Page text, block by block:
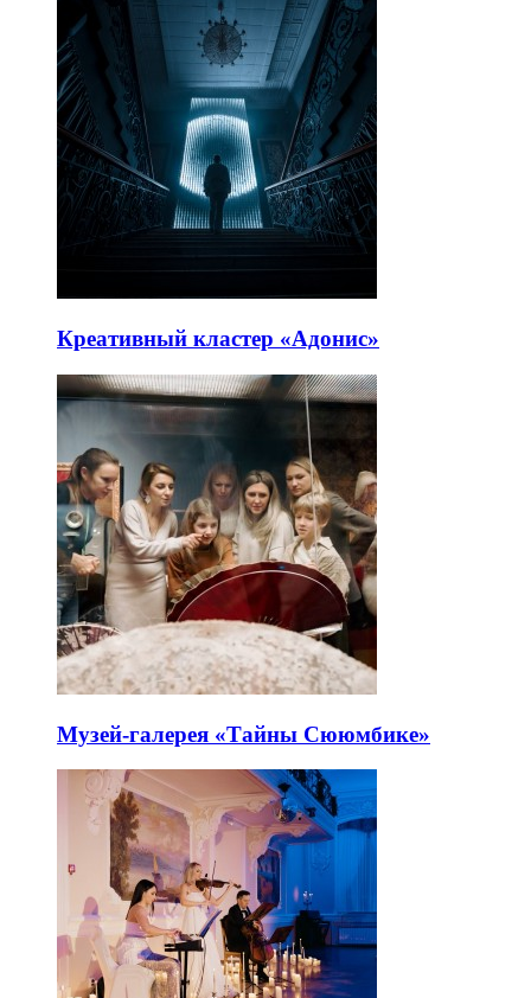
Креативный кластер «Адонис»
Музей-галерея «Тайны Сююмбике»